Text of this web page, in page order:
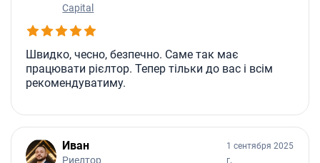
Capital
Швидко, чесно, безпечно. Саме так має
працювати рієлтор. Тепер тільки до вас і всім
рекомендуватиму.
Иван
Риелтор
1 сентября 2025
г.